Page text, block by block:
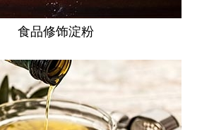
食品修饰淀粉